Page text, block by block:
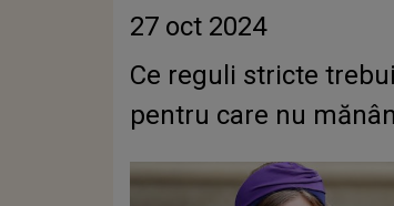
27 oct 2024
Ce reguli stricte
pentru care nu